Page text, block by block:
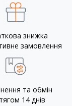
знижка
замовлення
та обмін
14 днів